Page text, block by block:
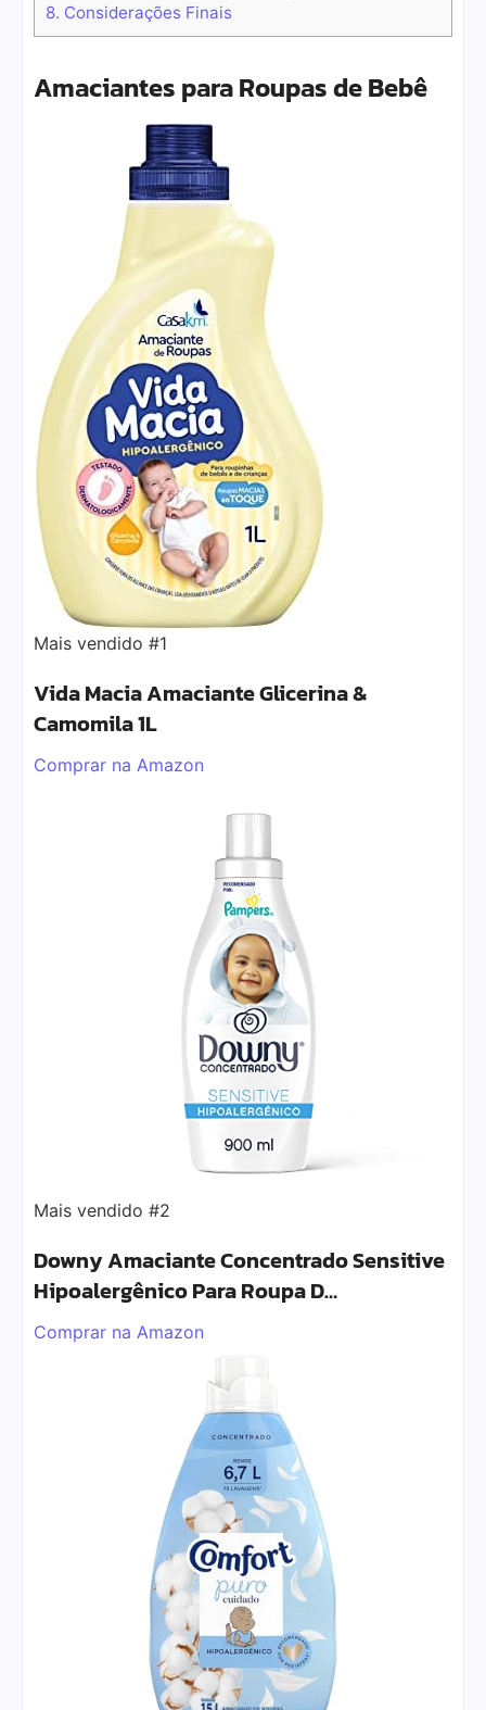
8. Considerações Finais
Amaciantes para Roupas de Bebê
Mais vendido #1
Vida Macia Amaciante Glicerina &
Camomila 1L
Comprar na Amazon
Mais vendido #2
Downy Amaciante Concentrado Sensitive
Hipoalergênico Para Roupa D…
Comprar na Amazon